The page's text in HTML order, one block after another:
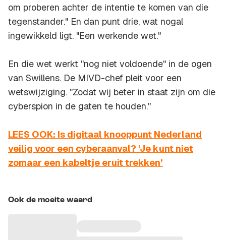
om proberen achter de intentie te komen van die
tegenstander." En dan punt drie, wat nogal
ingewikkeld ligt. "Een werkende wet."
En die wet werkt "nog niet voldoende" in de ogen
van Swillens. De MIVD-chef pleit voor een
wetswijziging. "Zodat wij beter in staat zijn om die
cyberspion in de gaten te houden."
LEES OOK: Is digitaal knooppunt Nederland
veilig voor een cyberaanval? ‘Je kunt niet
zomaar een kabeltje eruit trekken’
Ook de moeite waard